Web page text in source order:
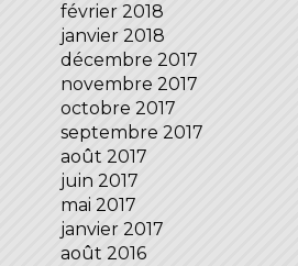
février 2018
janvier 2018
décembre 2017
novembre 2017
octobre 2017
septembre 2017
août 2017
juin 2017
mai 2017
janvier 2017
août 2016